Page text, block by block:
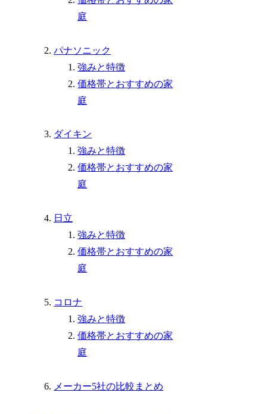
庭
パナソニック
強みと特徴
価格帯とおすすめの家
庭
ダイキン
強みと特徴
価格帯とおすすめの家
庭
日立
強みと特徴
価格帯とおすすめの家
庭
コロナ
強みと特徴
価格帯とおすすめの家
庭
メーカー5社の比較まとめ